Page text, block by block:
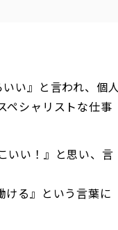
い』と言われ、個人
ペシャリストな仕事
いい！』と思い、言
ける』という言葉に